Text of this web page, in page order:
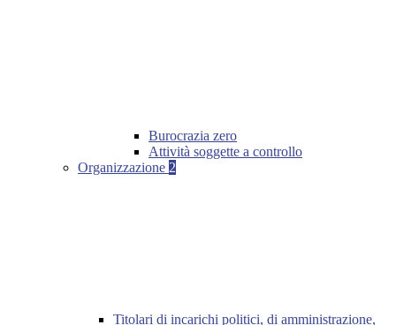
Burocrazia zero
Attività soggette a controllo
Organizzazione 2
Titolari di incarichi politici, di amministrazione,